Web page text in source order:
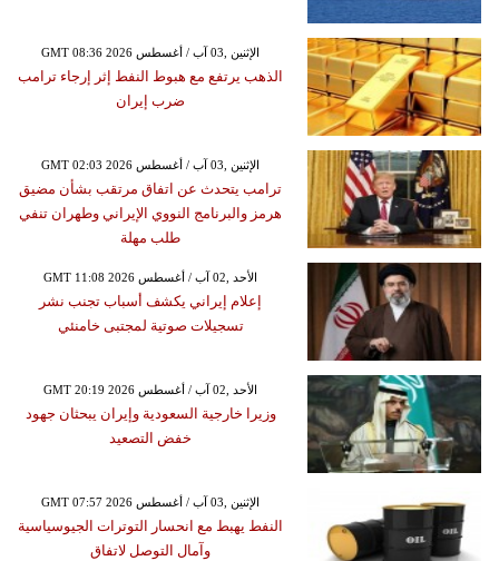
GMT 08:36 2026 الإثنين ,03 آب / أغسطس
الذهب يرتفع مع هبوط النفط إثر إرجاء ترامب
ضرب إيران
GMT 02:03 2026 الإثنين ,03 آب / أغسطس
ترامب يتحدث عن اتفاق مرتقب بشأن مضيق
هرمز والبرنامج النووي الإيراني وطهران تنفي
طلب مهلة
GMT 11:08 2026 الأحد ,02 آب / أغسطس
إعلام إيراني يكشف أسباب تجنب نشر
تسجيلات صوتية لمجتبى خامنئي
GMT 20:19 2026 الأحد ,02 آب / أغسطس
وزيرا خارجية السعودية وإيران يبحثان جهود
خفض التصعيد
GMT 07:57 2026 الإثنين ,03 آب / أغسطس
النفط يهبط مع انحسار التوترات الجيوسياسية
وآمال التوصل لاتفاق